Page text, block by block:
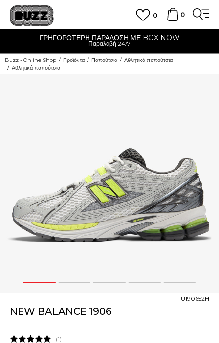
0
0
ΓΡΗΓΟΡΟΤΕΡΗ ΠΑΡΑΔΟΣΗ ΜΕ BOX NOW
Παραλαβή 24/7
Buzz - Online Shop Προϊόντα Παπούτσια
Αθλητικά παπούτσια
Αθλητικά παπούτσια
1 2 3 4 5
NEW BALANCE 1906
U190652H
1